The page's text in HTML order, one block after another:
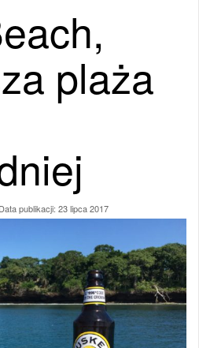
plaża
, Data publikacji: 23 lipca 2017